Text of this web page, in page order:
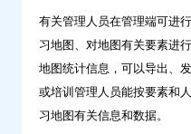
有关管理人员在管理端可进
习地图、对地图有关要素进
地图统计信息，可以导出、
或培训管理人员能按要素和
习地图有关信息和数据。